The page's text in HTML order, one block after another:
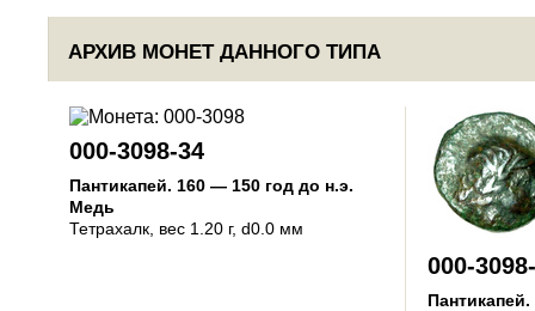
АРХИВ МОНЕТ ДАННОГО ТИПА
000-3098-34
Пантикапей. 160 — 150 год до н.э.
Медь
Тетрахалк , вес 1.20 г, d0.0 мм
000-
Пантикапей.